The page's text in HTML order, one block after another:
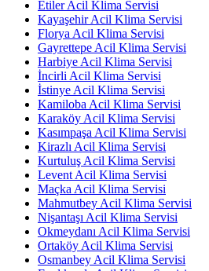
Etiler Acil Klima Servisi
Kayaşehir Acil Klima Servisi
Florya Acil Klima Servisi
Gayrettepe Acil Klima Servisi
Harbiye Acil Klima Servisi
İncirli Acil Klima Servisi
İstinye Acil Klima Servisi
Kamiloba Acil Klima Servisi
Karaköy Acil Klima Servisi
Kasımpaşa Acil Klima Servisi
Kirazlı Acil Klima Servisi
Kurtuluş Acil Klima Servisi
Levent Acil Klima Servisi
Maçka Acil Klima Servisi
Mahmutbey Acil Klima Servisi
Nişantaşı Acil Klima Servisi
Okmeydanı Acil Klima Servisi
Ortaköy Acil Klima Servisi
Osmanbey Acil Klima Servisi